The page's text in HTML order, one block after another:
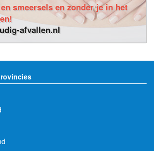
smeersels en zonder je in het
afvallen.nl